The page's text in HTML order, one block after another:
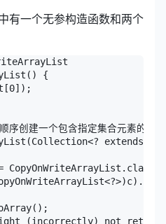
有一个无参构造函数和两个
{
序创建一个包含指定集合元素的
extends
CopyOnWriteArrayList.class)
(incorrectly) not return